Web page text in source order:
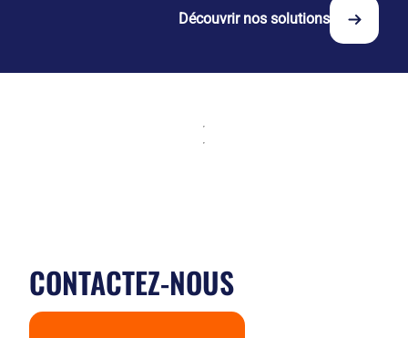
Découvrir nos solutions
CONTACTEZ-NOUS